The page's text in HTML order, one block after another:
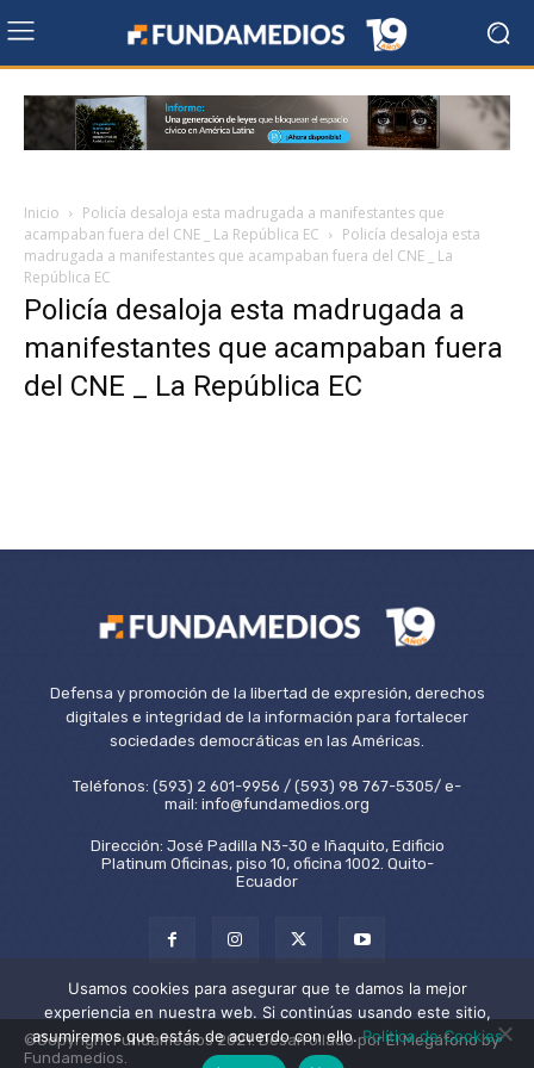
Inicio
Policía desaloja esta madrugada a manifestantes que
acampaban fuera del CNE _ La República EC
Policía desaloja esta
madrugada a manifestantes que acampaban fuera del CNE _ La
República EC
Policía desaloja esta madrugada a
manifestantes que acampaban fuera
del CNE _ La República EC
Defensa y promoción de la libertad de expresión, derechos
digitales e integridad de la información para fortalecer
sociedades democráticas en las Américas.
Teléfonos: (593) 2 601-9956 / (593) 98 767-5305/ e-
mail: info@fundamedios.org
Dirección: José Padilla N3-30 e Iñaquito, Edificio
Platinum Oficinas, piso 10, oficina 1002. Quito-
Ecuador
©Copyright Fundamedios 2021. Desarrollado por El Megáfono by
Fundamedios.
Usamos cookies para asegurar que te damos la mejor
experiencia en nuestra web. Si continúas usando este sitio,
asumiremos que estás de acuerdo con ello.Política de Cookies